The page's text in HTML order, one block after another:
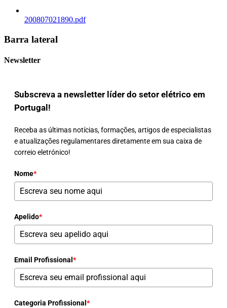
200807021890.pdf
Barra lateral
Newsletter
Subscreva a newsletter líder do setor elétrico em
Portugal!
Receba as últimas notícias, formações, artigos de especialistas
e atualizações regulamentares diretamente em sua caixa de
correio eletrónico!
Nome*
Apelido*
Email Profissional *
Categoria Profissional *